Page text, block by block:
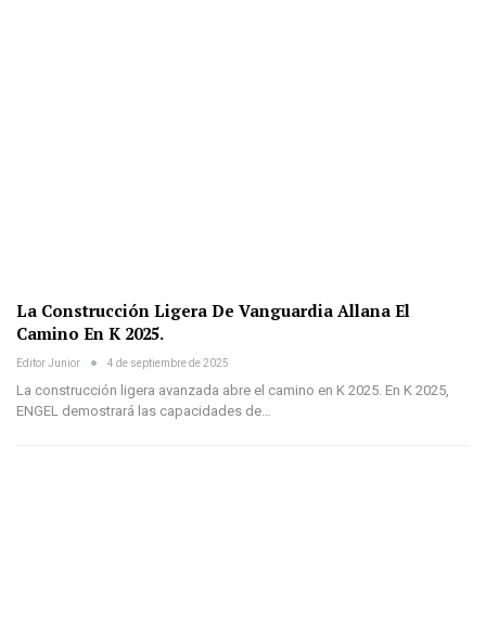
La Construcción Ligera De Vanguardia Allana El
Camino En K 2025.
Editor Junior 4 de septiembre de 2025
La construcción ligera avanzada abre el camino en K 2025. En K 2025,
ENGEL demostrará las capacidades de…